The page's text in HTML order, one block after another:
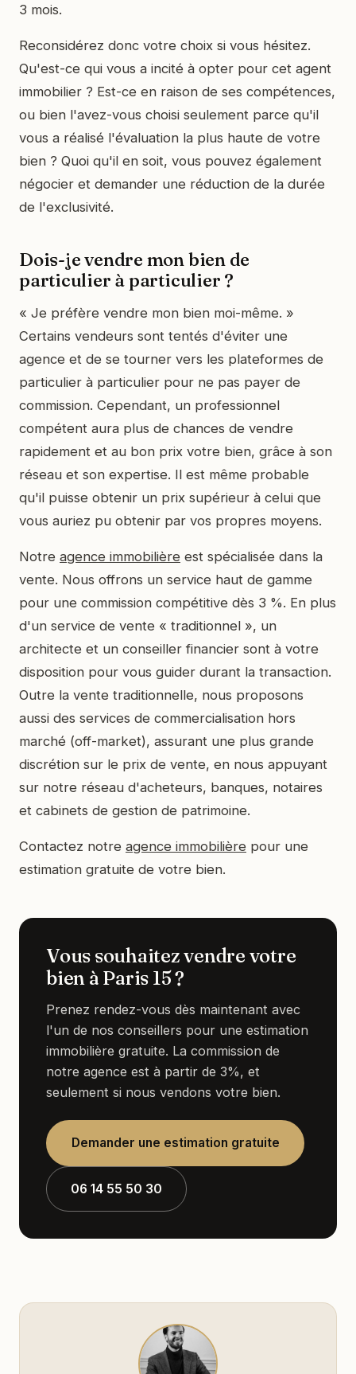
3 mois.
Reconsidérez donc votre choix si vous hésitez.
Qu'est-ce qui vous a incité à opter pour cet agent
immobilier ? Est-ce en raison de ses compétences,
ou bien l'avez-vous choisi seulement parce qu'il
vous a réalisé l'évaluation la plus haute de votre
bien ? Quoi qu'il en soit, vous pouvez également
négocier et demander une réduction de la durée
de l'exclusivité.
Dois-je vendre mon bien de
particulier à particulier ?
« Je préfère vendre mon bien moi-même. »
Certains vendeurs sont tentés d'éviter une
agence et de se tourner vers les plateformes de
particulier à particulier pour ne pas payer de
commission. Cependant, un professionnel
compétent aura plus de chances de vendre
rapidement et au bon prix votre bien, grâce à son
réseau et son expertise. Il est même probable
qu'il puisse obtenir un prix supérieur à celui que
vous auriez pu obtenir par vos propres moyens.
Notre agence immobilière est spécialisée dans la
vente. Nous offrons un service haut de gamme
pour une commission compétitive dès 3 %. En plus
d'un service de vente « traditionnel », un
architecte et un conseiller financier sont à votre
disposition pour vous guider durant la transaction.
Outre la vente traditionnelle, nous proposons
aussi des services de commercialisation hors
marché (off-market), assurant une plus grande
discrétion sur le prix de vente, en nous appuyant
sur notre réseau d'acheteurs, banques, notaires
et cabinets de gestion de patrimoine.
Contactez notre agence immobilière pour une
estimation gratuite de votre bien.
Vous souhaitez vendre votre
bien à Paris 15 ?
Prenez rendez-vous dès maintenant avec
l'un de nos conseillers pour une estimation
immobilière gratuite. La commission de
notre agence est à partir de 3%, et
seulement si nous vendons votre bien.
Demander une estimation gratuite
06 14 55 50 30